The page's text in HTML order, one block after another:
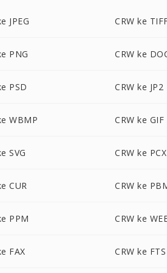
JPEG CRW ke
PNG CRW ke
PSD CRW ke JP2
WBMP CRW ke GIF
SVG CRW ke PCX
CUR CRW ke
PPM CRW ke
FAX CRW ke FTS